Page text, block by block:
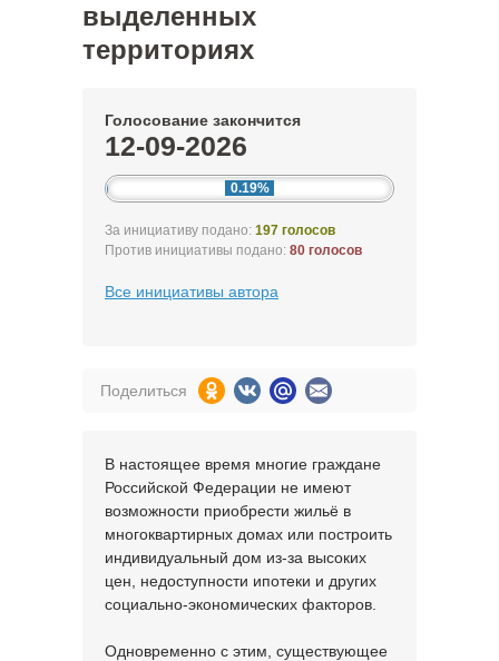
выделенных
территориях
Голосование закончится
12-09-2026
0.19%
За инициативу подано: 197 голосов
Против инициативы подано: 80 голосов
Все инициативы автора
Поделиться
В настоящее время многие граждане
Российской Федерации не имеют
возможности приобрести жильё в
многоквартирных домах или построить
индивидуальный дом из-за высоких
цен, недоступности ипотеки и других
социально-экономических факторов.
Одновременно с этим, существующее